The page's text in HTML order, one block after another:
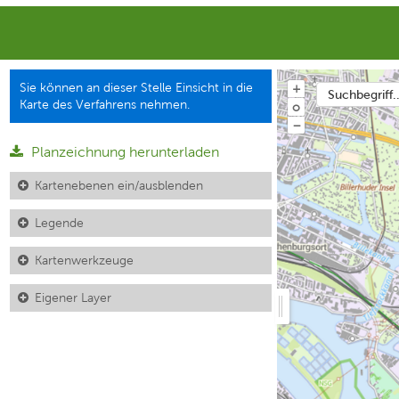
Sie können an dieser Stelle Einsicht in die
Karte des Verfahrens nehmen.
Planzeichnung herunterladen
Kartenebenen ein/ausblenden
Legende
Kartenwerkzeuge
Eigener Layer
+
o
−